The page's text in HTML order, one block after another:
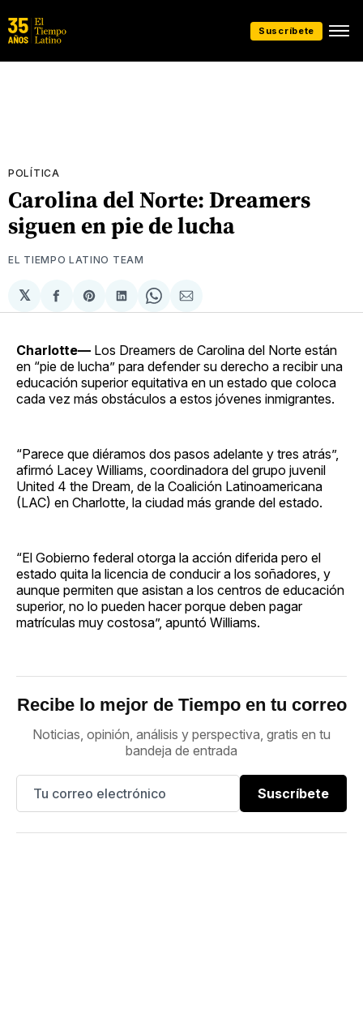
Suscríbete
POLÍTICA
Carolina del Norte: Dreamers
siguen en pie de lucha
EL TIEMPO LATINO TEAM
𝕏
Compartir
en
Share
on
Compartir
en
Share
on
Compartir
via
Charlotte— Los Dreamers de Carolina del Norte están
en “pie de lucha” para defender su derecho a recibir una
educación superior equitativa en un estado que coloca
cada vez más obstáculos a estos jóvenes inmigrantes.
“Parece que diéramos dos pasos adelante y tres atrás”,
afirmó Lacey Williams, coordinadora del grupo juvenil
United 4 the Dream, de la Coalición Latinoamericana
(LAC) en Charlotte, la ciudad más grande del estado.
“El Gobierno federal otorga la acción diferida pero el
estado quita la licencia de conducir a los soñadores, y
aunque permiten que asistan a los centros de educación
superior, no lo pueden hacer porque deben pagar
matrículas muy costosa”, apuntó Williams.
Recibe lo mejor de Tiempo en tu correo
Noticias, opinión, análisis y perspectiva, gratis en tu
bandeja de entrada
Suscríbete